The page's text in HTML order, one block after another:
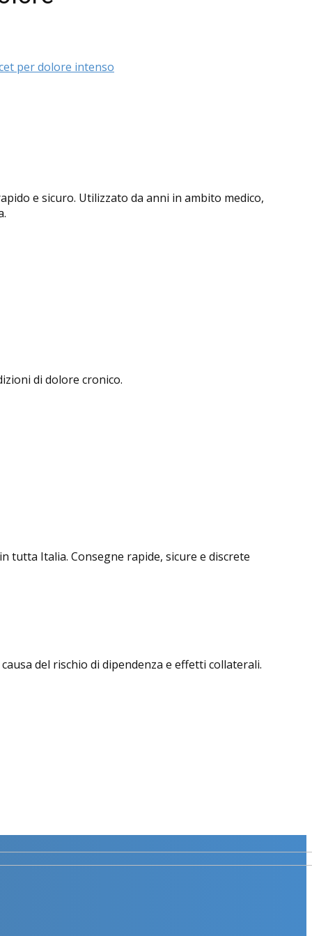
per dolore intenso
e sicuro. Utilizzato da anni in ambito medico,
di dolore cronico.
tutta Italia. Consegne rapide, sicure e discrete
del rischio di dipendenza e effetti collaterali.